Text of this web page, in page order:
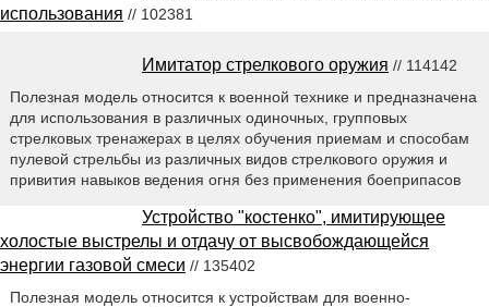
использования // 102381
Имитатор стрелкового оружия // 114142
Полезная модель относится к военной технике и предназначена
для использования в различных одиночных, групповых
стрелковых тренажерах в целях обучения приемам и способам
пулевой стрельбы из различных видов стрелкового оружия и
привития навыков ведения огня без применения боеприпасов
Устройство "костенко", имитирующее
холостые выстрелы и отдачу от высвобождающейся
энергии газовой смеси // 135402
Полезная модель относится к устройствам для военно-